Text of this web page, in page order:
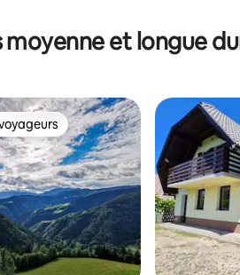
moyenne et longue
les plus appréciés